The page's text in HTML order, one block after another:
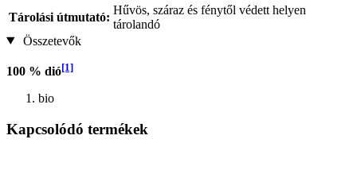
Tárolási útmutató:
Hűvös, száraz és fénytől védett helyen
tárolandó
Összetevők
100 % dió[1]
bio
Kapcsolódó termékek